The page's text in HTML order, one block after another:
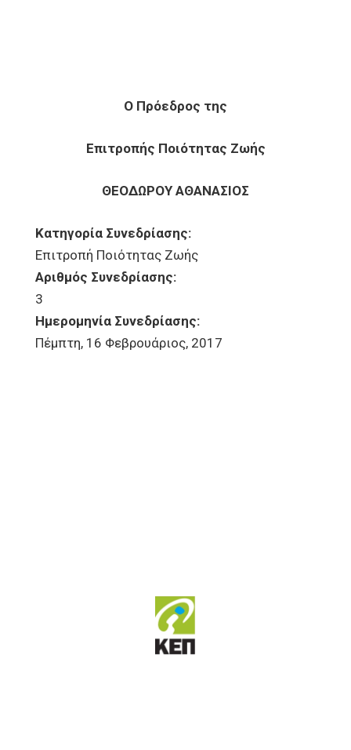
Ο Πρόεδρος της
Επιτροπής Ποιότητας Ζωής
ΘΕΟΔΩΡΟΥ ΑΘΑΝΑΣΙΟΣ
Κατηγορία Συνεδρίασης:
Επιτροπή Ποιότητας Ζωής
Αριθμός Συνεδρίασης:
3
Ημερομηνία Συνεδρίασης:
Πέμπτη, 16 Φεβρουάριος, 2017